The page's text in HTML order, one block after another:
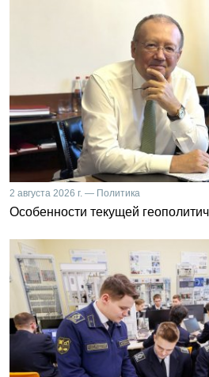
2 августа 2026 г. — Политика
Особенности текущей